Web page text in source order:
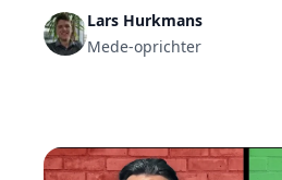
en Jelle Boeijer wegen
concurrentie en reviews,
nicheverkenner, termwijzer en
Lars Hurkmans
Mede-oprichter